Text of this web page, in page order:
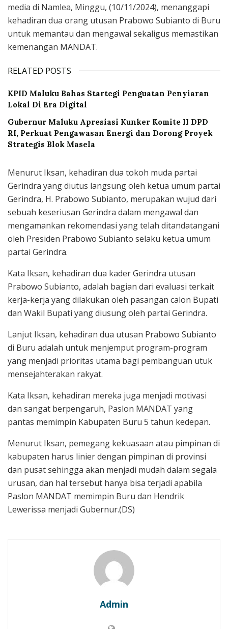
media di Namlea, Minggu, (10/11/2024), menanggapi
kehadiran dua orang utusan Prabowo Subianto di Buru
untuk memantau dan mengawal sekaligus memastikan
kemenangan MANDAT.
RELATED POSTS
KPID Maluku Bahas Startegi Penguatan Penyiaran
Lokal Di Era Digital
Gubernur Maluku Apresiasi Kunker Komite II DPD
RI, Perkuat Pengawasan Energi dan Dorong Proyek
Strategis Blok Masela
Menurut Iksan, kehadiran dua tokoh muda partai
Gerindra yang diutus langsung oleh ketua umum partai
Gerindra, H. Prabowo Subianto, merupakan wujud dari
sebuah keseriusan Gerindra dalam mengawal dan
mengamankan rekomendasi yang telah ditandatangani
oleh Presiden Prabowo Subianto selaku ketua umum
partai Gerindra.
Kata Iksan, kehadiran dua kader Gerindra utusan
Prabowo Subianto, adalah bagian dari evaluasi terkait
kerja-kerja yang dilakukan oleh pasangan calon Bupati
dan Wakil Bupati yang diusung oleh partai Gerindra.
Lanjut Iksan, kehadiran dua utusan Prabowo Subianto
di Buru adalah untuk menjemput program-program
yang menjadi prioritas utama bagi pembanguan utuk
mensejahterakan rakyat.
Kata Iksan, kehadiran mereka juga menjadi motivasi
dan sangat berpengaruh, Paslon MANDAT yang
pantas memimpin Kabupaten Buru 5 tahun kedepan.
Menurut Iksan, pemegang kekuasaan atau pimpinan di
kabupaten harus linier dengan pimpinan di provinsi
dan pusat sehingga akan menjadi mudah dalam segala
urusan, dan hal tersebut hanya bisa terjadi apabila
Paslon MANDAT memimpin Buru dan Hendrik
Lewerissa menjadi Gubernur.(DS)
Admin